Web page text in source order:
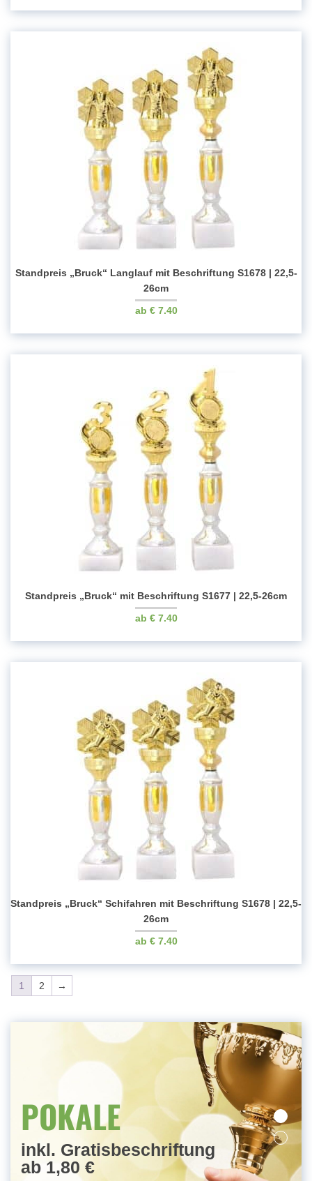
Standpreis „Bruck“ Langlauf mit Beschriftung S1678 | 22,5-
26cm
€7.40
Standpreis „Bruck“ mit Beschriftung S1677 | 22,5-26cm
€7.40
Standpreis „Bruck“ Schifahren mit Beschriftung S1678 | 22,5-
26cm
€7.40
1 2 →
POKALE
inkl. Gratisbeschriftung
ab 1,80 €
MEDAILLEN